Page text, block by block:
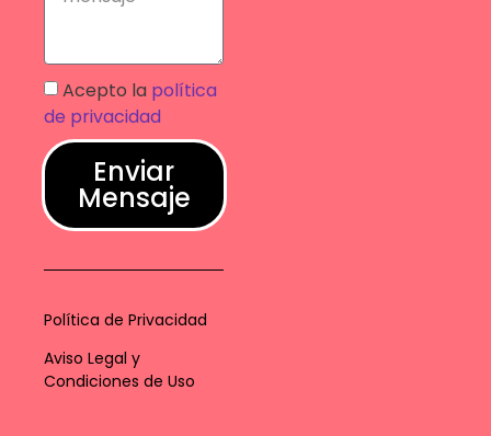
Acepto la política
de privacidad
Enviar
Mensaje
Política de Privacidad
Aviso Legal y
Condiciones de Uso